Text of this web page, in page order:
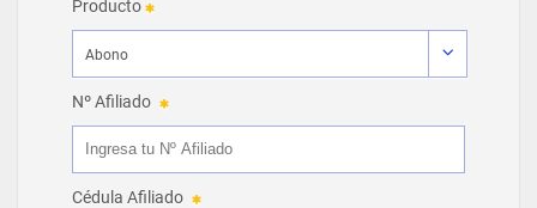
Producto
Nº Afiliado
Cédula Afiliado